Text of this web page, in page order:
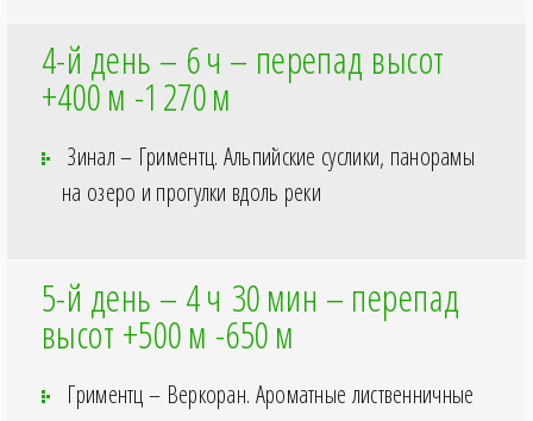
4-й день – 6ч – перепад высот
+400м -1 270м
Зинал – Гриментц. Альпийские суслики, панорамы
на озеро и прогулки вдоль реки
5-й день – 4ч 30мин – перепад
высот +500м -650м
Гриментц – Веркоран. Ароматные лиственничные